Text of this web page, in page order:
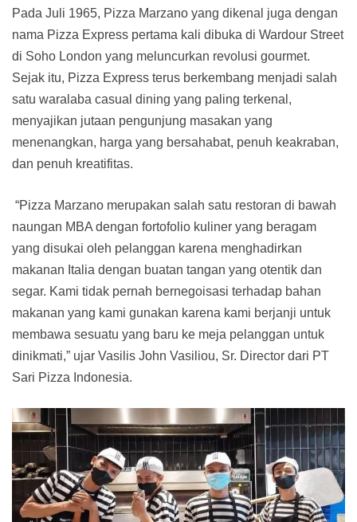
Pada Juli 1965, Pizza Marzano yang dikenal juga dengan
nama Pizza Express pertama kali dibuka di Wardour Street
di Soho London yang meluncurkan revolusi gourmet.
Sejak itu, Pizza Express terus berkembang menjadi salah
satu waralaba casual dining yang paling terkenal,
menyajikan jutaan pengunjung masakan yang
menenangkan, harga yang bersahabat, penuh keakraban,
dan penuh kreatifitas.
“Pizza Marzano merupakan salah satu restoran di bawah
naungan MBA dengan fortofolio kuliner yang beragam
yang disukai oleh pelanggan karena menghadirkan
makanan Italia dengan buatan tangan yang otentik dan
segar. Kami tidak pernah bernegoisasi terhadap bahan
makanan yang kami gunakan karena kami berjanji untuk
membawa sesuatu yang baru ke meja pelanggan untuk
dinikmati,” ujar Vasilis John Vasiliou, Sr. Director dari PT
Sari Pizza Indonesia.